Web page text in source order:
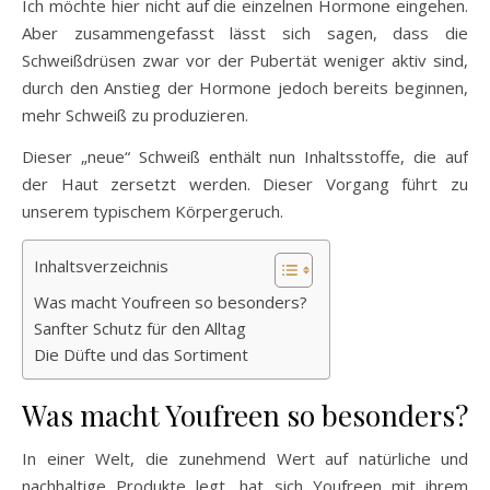
Ich möchte hier nicht auf die einzelnen Hormone eingehen.
Aber zusammengefasst lässt sich sagen, dass die
Schweißdrüsen zwar vor der Pubertät weniger aktiv sind,
durch den Anstieg der Hormone jedoch bereits beginnen,
mehr Schweiß zu produzieren.
Dieser „neue“ Schweiß enthält nun Inhaltsstoffe, die auf
der Haut zersetzt werden. Dieser Vorgang führt zu
unserem typischem Körpergeruch.
Inhaltsverzeichnis
Was macht Youfreen so besonders?
Sanfter Schutz für den Alltag
Die Düfte und das Sortiment
Was macht Youfreen so besonders?
In einer Welt, die zunehmend Wert auf natürliche und
nachhaltige Produkte legt, hat sich Youfreen mit ihrem